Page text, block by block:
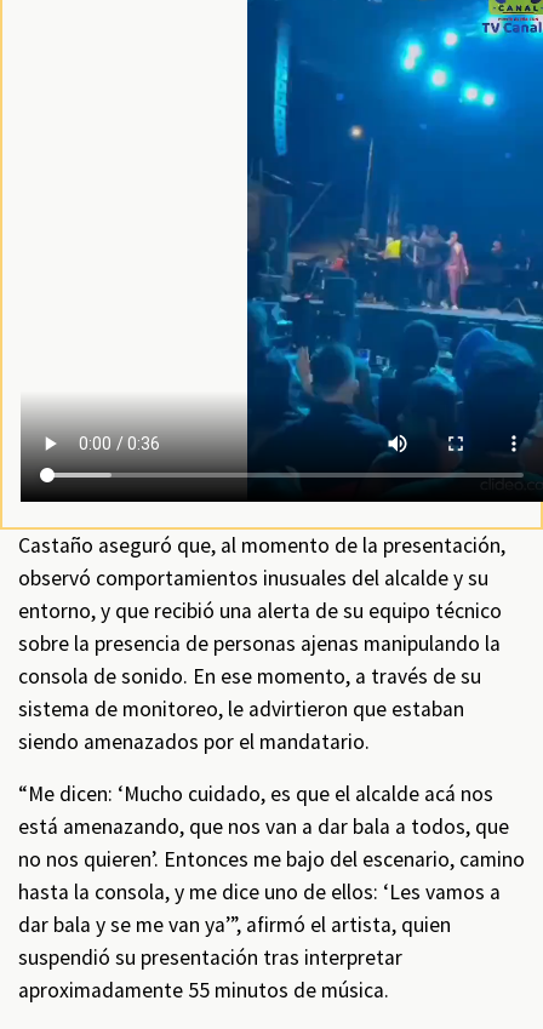
Castaño aseguró que, al momento de la presentación,
observó comportamientos inusuales del alcalde y su
entorno, y que recibió una alerta de su equipo técnico
sobre la presencia de personas ajenas manipulando la
consola de sonido. En ese momento, a través de su
sistema de monitoreo, le advirtieron que estaban
siendo amenazados por el mandatario.
“Me dicen: ‘Mucho cuidado, es que el alcalde acá nos
está amenazando, que nos van a dar bala a todos, que
no nos quieren’. Entonces me bajo del escenario, camino
hasta la consola, y me dice uno de ellos: ‘Les vamos a
dar bala y se me van ya’”, afirmó el artista, quien
suspendió su presentación tras interpretar
aproximadamente 55 minutos de música.